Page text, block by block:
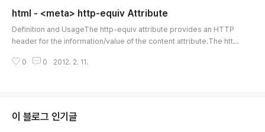
html - <meta> http-equiv Attribute
Definition and UsageThe http-equiv attribute provides an HTTP
header for the information/value of the content attribute.The http
der.Differences Between HTML 4.01 and HTML5Using http-equi
0 0 2012. 2. 11.
이 블로그 인기글